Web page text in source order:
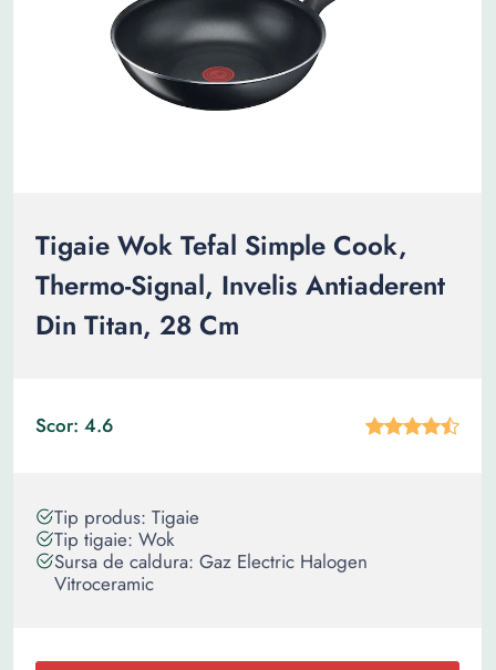
Tigaie Wok Tefal Simple Cook,
Thermo-Signal, Invelis Antiaderent
Din Titan, 28 Cm
Scor: 4.6
Tip produs: Tigaie
Tip tigaie: Wok
Sursa de caldura: Gaz Electric Halogen
Vitroceramic